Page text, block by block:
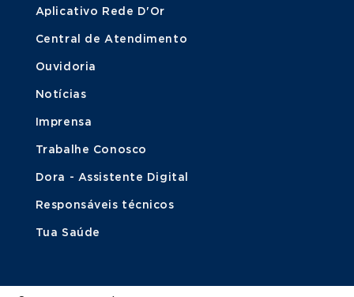
Aplicativo Rede D'Or
Central de Atendimento
Ouvidoria
Notícias
Imprensa
Trabalhe Conosco
Dora - Assistente Digital
Responsáveis técnicos
Tua Saúde